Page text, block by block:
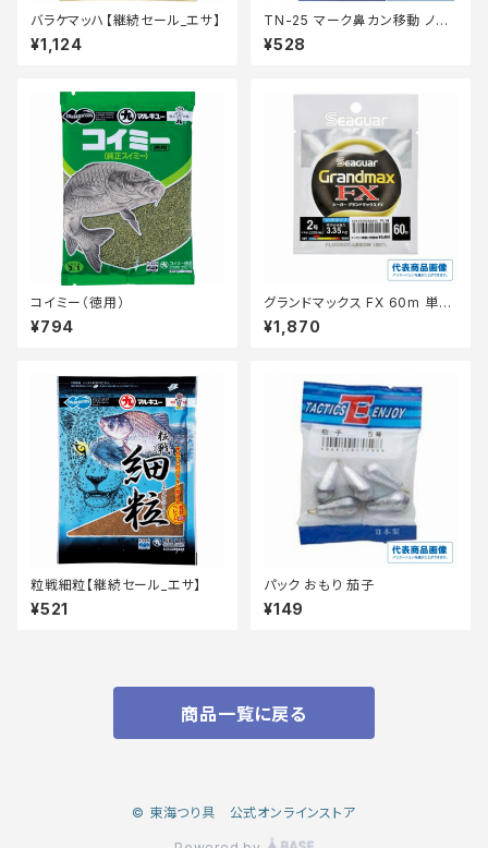
バラケマッハ【継続セール_エサ】
¥1,124
TN-25 マーク鼻カン移動 ノー
マル 6
¥528
コイミー（徳用）
¥794
グランドマックス FX 60m 単品
1.5号【継続セール_仕掛】
¥1,870
粒戦細粒【継続セール_エサ】
¥521
パック おもり 茄子
¥149
商品一覧に戻る
© 東海つり具 公式オンラインストア